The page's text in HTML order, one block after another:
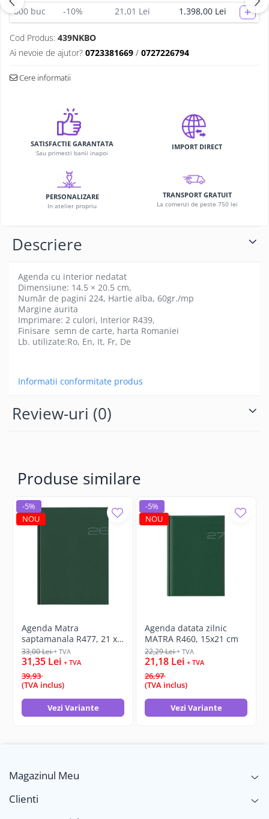
600 buc -10% 21,01 Lei 1.398,00 Lei +
Cod Produs: 439NKBO
Ai nevoie de ajutor? 0723381669 / 0727226794
Cere informatii
SATISFACTIE GARANTATA
Sau primesti banii inapoi
IMPORT DIRECT
PERSONALIZARE
In atelier propriu
TRANSPORT GRATUIT
La comenzi de peste 750 lei
Descriere
Agenda cu interior nedatat
Dimensiune: 14.5 × 20.5 cm,
Număr de pagini 224, Hartie alba, 60gr./mp
Margine aurita
Imprimare: 2 culori, Interior R439,
Finisare semn de carte, harta Romaniei
Lb. utilizate:Ro, En, It, Fr, De
Informatii conformitate produs
Review-uri (0)
Produse similare
-5%
NOU
Agenda Matra
saptamanala R477, 21 x
27 cm
33,00 Lei+ TVA
31,35 Lei + TVA
39,93
(TVA inclus)
Vezi Variante
-5%
NOU
Agenda datata zilnic
MATRA R460, 15x21 cm
22,29 Lei+ TVA
21,18 Lei + TVA
26,97
(TVA inclus)
Vezi Variante
Magazinul Meu
Clienti